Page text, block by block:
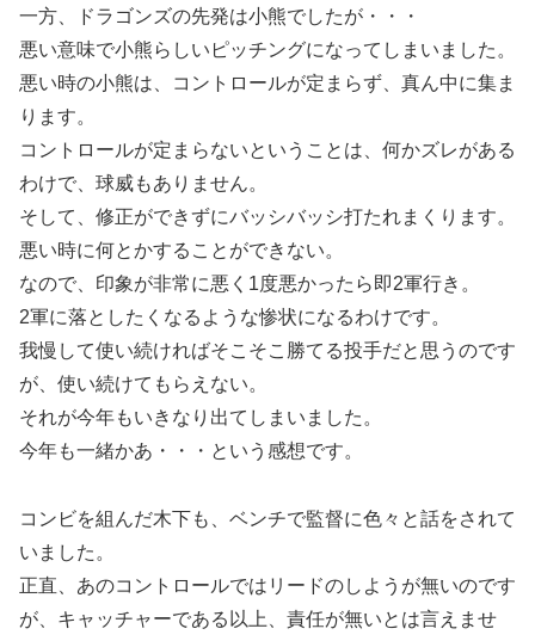
一方、ドラゴンズの先発は小熊でしたが・・・
悪い意味で小熊らしいピッチングになってしまいました。
悪い時の小熊は、コントロールが定まらず、真ん中に集ま
ります。
コントロールが定まらないということは、何かズレがある
わけで、球威もありません。
そして、修正ができずにバッシバッシ打たれまくります。
悪い時に何とかすることができない。
なので、印象が非常に悪く1度悪かったら即2軍行き。
2軍に落としたくなるような惨状になるわけです。
我慢して使い続ければそこそこ勝てる投手だと思うのです
が、使い続けてもらえない。
それが今年もいきなり出てしまいました。
今年も一緒かあ・・・という感想です。
コンビを組んだ木下も、ベンチで監督に色々と話をされて
いました。
正直、あのコントロールではリードのしようが無いのです
が、キャッチャーである以上、責任が無いとは言えませ